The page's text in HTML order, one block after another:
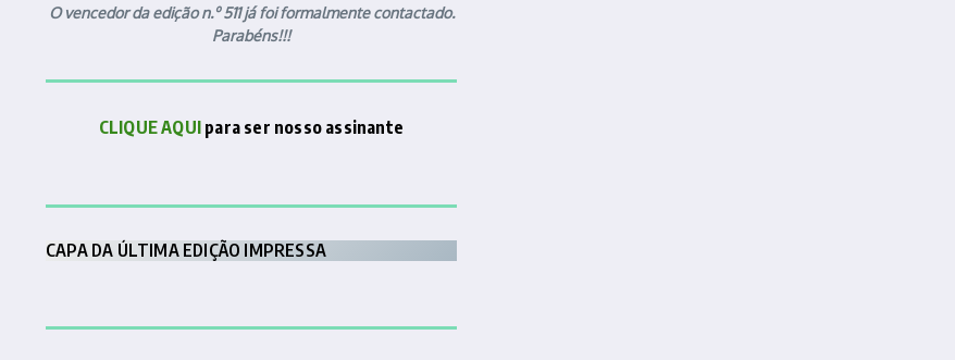
O vencedor da edição n.º 511 já foi formalmente contactado.
Parabéns!!!
CLIQUE AQUI para ser nosso assinante
CAPA DA ÚLTIMA EDIÇÃO IMPRESSA